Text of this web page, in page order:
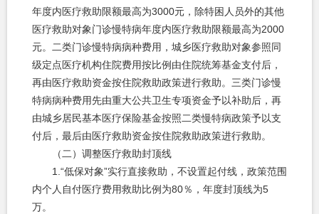
年度内医疗救助限额最高为3000元，除特困人员外的其他
医疗救助对象门诊慢特病年度内医疗救助限额最高为2000
元。二类门诊慢特病病种费用，城乡医疗救助对象参照同
级定点医疗机构住院费用按比例由住院统筹基金支付后，
再由医疗救助资金按住院救助政策进行救助。三类门诊慢
特病病种费用先由重大公共卫生专项资金予以补助后，再
由城乡居民基本医疗保险基金按照二类慢特病政策予以支
付后，最后由医疗救助资金按住院救助政策进行救助。
（二）调整医疗救助封顶线
1.“低保对象”实行直接救助，不设置起付线，政策范围
内个人自付医疗费用救助比例为80％，年度封顶线为5
万。